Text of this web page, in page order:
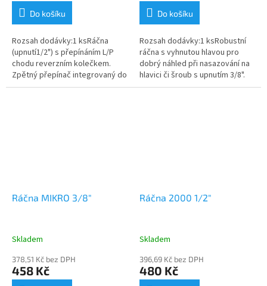
Do košíku
Rozsah dodávky:1 ksRáčna
(upnutí1/2") s přepínáním L/P
chodu reverzním kolečkem.
Zpětný přepínač integrovaný do
ráčnového mechanizmu. Pro
Do košíku
Rozsah dodávky:1 ksRobustní
ráčna s vyhnutou hlavou pro
dobrý náhled při nasazování na
hlavici či šroub s upnutím 3/8".
Pro přenos velkého utahovacího
Ráčna MIKRO 3/8"
Skladem
378,51 Kč bez DPH
458 Kč
Ráčna 2000 1/2"
Skladem
396,69 Kč bez DPH
480 Kč